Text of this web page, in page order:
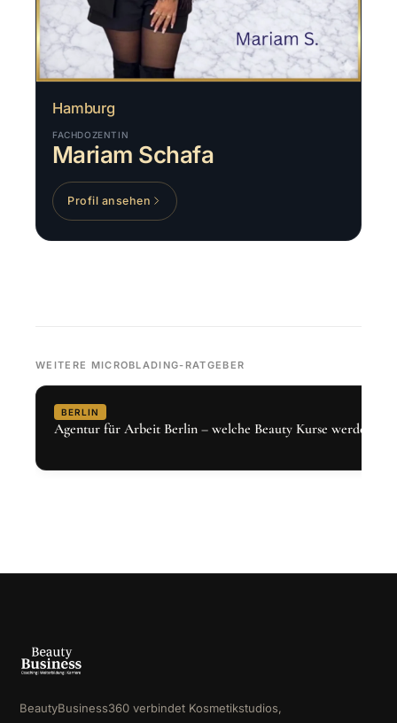
Hamburg
FACHDOZENTIN
Mariam Schafa
Profil ansehen
WEITERE MICROBLADING-RATGEBER
BERLIN
Agentur für Arbeit Berlin – welche Beauty Kurse werden
BeautyBusiness360 verbindet Kosmetikstudios,